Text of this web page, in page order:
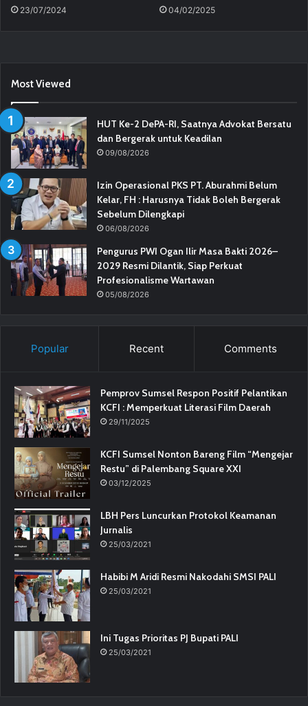
23/07/2024 04/02/2025
Most Viewed
HUT Ke-2 DePA-RI, Saatnya Advokat Bersatu
dan Bergerak untuk Keadilan
09/08/2026
Izin Operasional PKS PT. Aburahmi Belum
Kelar, FH : Harusnya Tidak Boleh Bergerak
Sebelum Dilengkapi
06/08/2026
Pengurus PWI Ogan Ilir Masa Bakti 2026–
2029 Resmi Dilantik, Siap Perkuat
Profesionalisme Wartawan
05/08/2026
Popular Recent Comments
Pemprov Sumsel Respon Positif Pelantikan
KCFI : Memperkuat Literasi Film Daerah
29/11/2025
KCFI Sumsel Nonton Bareng Film “Mengejar
Restu” di Palembang Square XXI
03/12/2025
LBH Pers Luncurkan Protokol Keamanan
Jurnalis
25/03/2021
Habibi M Aridi Resmi Nakodahi SMSI PALI
25/03/2021
Ini Tugas Prioritas PJ Bupati PALI
25/03/2021